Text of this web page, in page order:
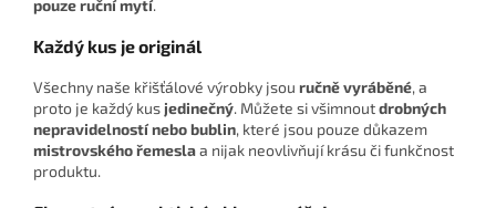
pouze ruční mytí.
Každý kus je originál
Všechny naše křišťálové výrobky jsou ručně vyráběné, a
proto je každý kus jedinečný. Můžete si všimnoutdrobných
nepravidelností nebo bublin, které jsou pouze důkazem
mistrovského řemeslaa nijak neovlivňují krásu či funkčnost
produktu.